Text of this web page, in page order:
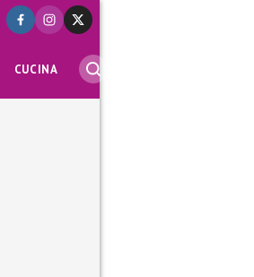
CUCINA